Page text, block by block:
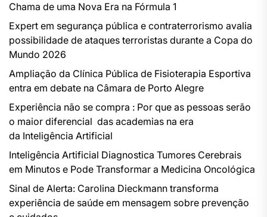
Chama de uma Nova Era na Fórmula 1
Expert em segurança pública e contraterrorismo avalia
possibilidade de ataques terroristas durante a Copa do
Mundo 2026
Ampliação da Clínica Pública de Fisioterapia Esportiva
entra em debate na Câmara de Porto Alegre
Experiência não se compra : Por que as pessoas serão
o maior diferencial das academias na era
da Inteligência Artificial
Inteligência Artificial Diagnostica Tumores Cerebrais
em Minutos e Pode Transformar a Medicina Oncológica
Sinal de Alerta: Carolina Dieckmann transforma
experiência de saúde em mensagem sobre prevenção